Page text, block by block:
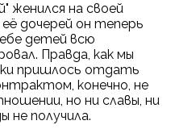
женился на своей
дочерей он теперь
детей всю
Правда, как мы
пришлось отдать
конечно, не
но ни славы, ни
не получила.